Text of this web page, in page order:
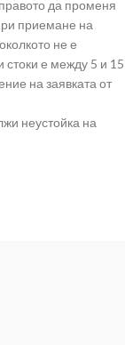
да променя
приемане на
не е
стоки е между 5 и 15
на заявката от
неустойка на